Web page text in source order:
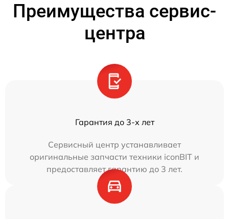
Преимущества сервис-
центра
Гарантия до 3-х лет
Сервисный центр устанавливает
оригинальные запчасти техники iconBIT и
предоставляет гарантию до 3 лет.